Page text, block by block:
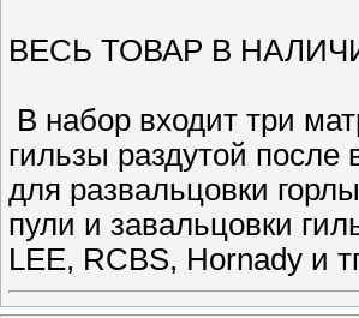
ВЕСЬ ТОВАР В
В набор входит три
гильзы раздутой после
для развальцовки
пули и завальцовки
LEE, RCBS, Hornady и